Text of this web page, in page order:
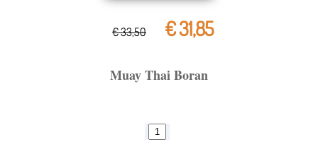
€ 33,50 € 31,85
Muay Thai Boran